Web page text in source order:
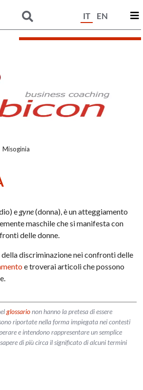
IT EN
Misoginia
egyne(donna), è un atteggiamento
maschile che si manifesta con
delle donne.
della discriminazione nei confronti delle
e troverai articoli che possono
glossarionon hanno la pretesa di essere
riportate nella forma impiegata nei contesti
e intendono rappresentare un semplice
di più circa il significato di alcuni termini